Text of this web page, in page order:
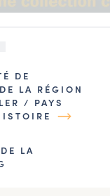
DE
LA RÉGION
/ PAYS
LA